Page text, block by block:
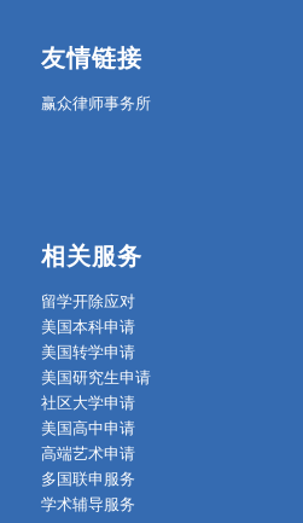
友情链接
赢众律师事务所
相关服务
留学开除应对
美国本科申请
美国转学申请
美国研究生申请
社区大学申请
美国高中申请
高端艺术申请
多国联申服务
学术辅导服务